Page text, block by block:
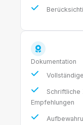
Dokumentation
Schriftliche
Empfehlungen